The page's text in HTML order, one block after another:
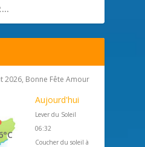
2026, Bonne Fête Amour
Aujourd'hui
Lever du Soleil
06:32
Coucher du soleil à